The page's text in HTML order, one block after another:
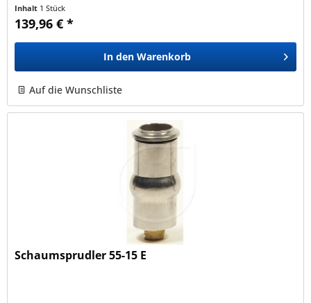
Inhalt 1 Stück
139,96 € *
In den Warenkorb
Auf die Wunschliste
Schaumsprudler 55-15 E